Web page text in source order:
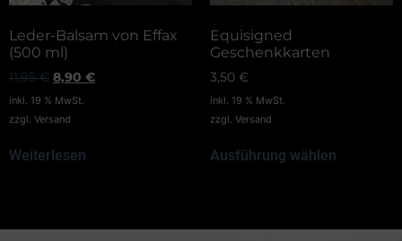
Leder-Balsam von Effax
(500 ml)
11,95€ 8,90 €
inkl. 19 % MwSt.
zzgl. Versand
Weiterlesen
Equisigned
Geschenkkarten
3,50 €
inkl. 19 % MwSt.
zzgl. Versand
Ausführung wählen